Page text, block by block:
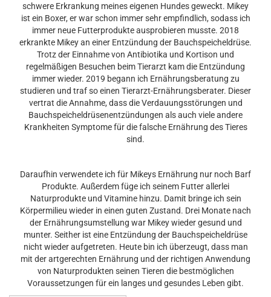
schwere Erkrankung meines eigenen Hundes geweckt. Mikey
ist ein Boxer, er war schon immer sehr empfindlich, sodass ich
immer neue Futterprodukte ausprobieren musste. 2018
erkrankte Mikey an einer Entzündung der Bauchspeicheldrüse.
Trotz der Einnahme von Antibiotika und Kortison und
regelmäßigen Besuchen beim Tierarzt kam die Entzündung
immer wieder. 2019 begann ich Ernährungsberatung zu
studieren und traf so einen Tierarzt-Ernährungsberater. Dieser
vertrat die Annahme, dass die Verdauungsstörungen und
Bauchspeicheldrüsenentzündungen als auch viele andere
Krankheiten Symptome für die falsche Ernährung des Tieres
sind.
Daraufhin verwendete ich für Mikeys Ernährung nur noch Barf
Produkte. Außerdem füge ich seinem Futter allerlei
Naturprodukte und Vitamine hinzu. Damit bringe ich sein
Körpermilieu wieder in einen guten Zustand. Drei Monate nach
der Ernährungsumstellung war Mikey wieder gesund und
munter. Seither ist eine Entzündung der Bauchspeicheldrüse
nicht wieder aufgetreten. Heute bin ich überzeugt, dass man
mit der artgerechten Ernährung und der richtigen Anwendung
von Naturprodukten seinen Tieren die bestmöglichen
Voraussetzungen für ein langes und gesundes Leben gibt.